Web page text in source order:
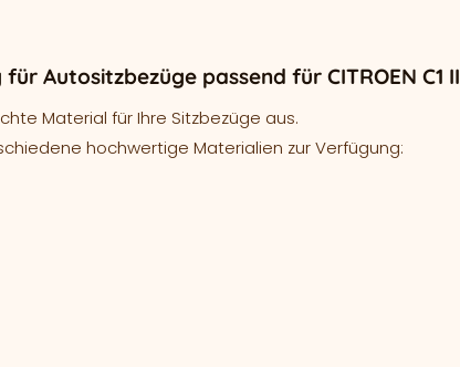
Autositzbezüge passend für CITROEN C1 II
Material für Ihre Sitzbezüge aus.
hochwertige Materialien zur Verfügung: